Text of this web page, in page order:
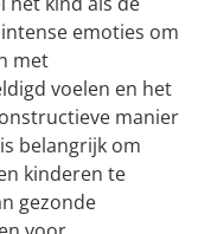
emoties om
met
voelen en het
manier
belangrijk om
kinderen te
gezonde